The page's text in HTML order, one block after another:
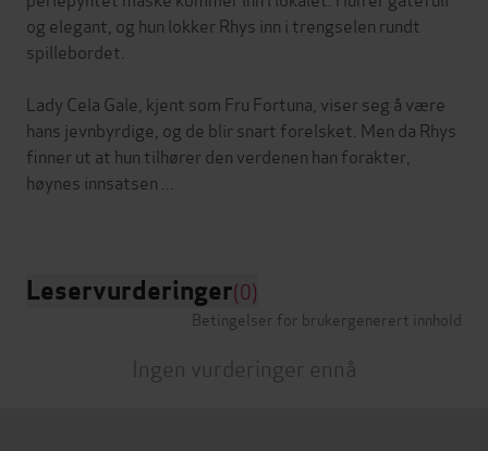
og elegant, og hun lokker Rhys inn i trengselen rundt
spillebordet.
Lady Cela Gale, kjent som Fru Fortuna, viser seg å være
hans jevnbyrdige, og de blir snart forelsket. Men da Rhys
finner ut at hun tilhører den verdenen han forakter,
høynes innsatsen ...
Leservurderinger(0)
Betingelser for brukergenerert innhold
Ingen vurderinger ennå